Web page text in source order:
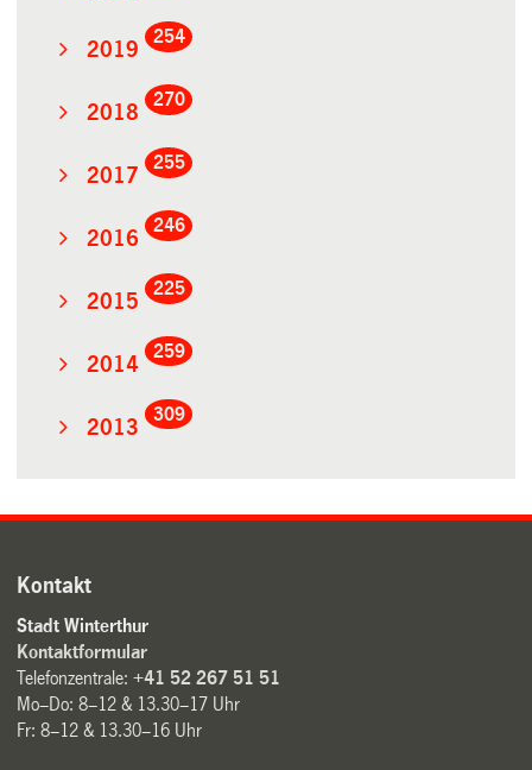
2019
254
2018
270
2017
255
2016
246
2015
225
2014
259
2013
309
Kontakt
Stadt Winterthur
Kontaktformular
Telefonzentrale:+41 52 267 51 51
Mo–Do: 8–12 & 13.30–17 Uhr
Fr: 8–12 & 13.30–16 Uhr